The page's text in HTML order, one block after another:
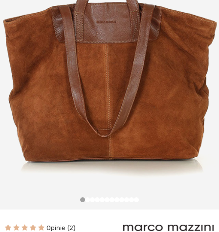
Opinie 2